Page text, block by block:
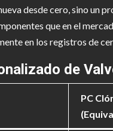
desde cero, sino un
que en el
en los registros de
de
PC